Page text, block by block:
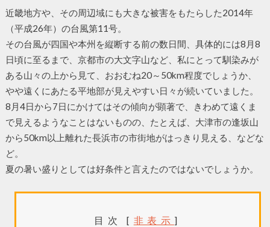
近畿地方や、その周辺域にも大きな被害をもたらした2014年
（平成26年）の台風第11号。
その台風が四国や本州を縦断する前の数日間、具体的には8月8
日頃に至るまで、京都市の大文字山など、私にとって馴染みが
ある山々の上から見て、おおむね20～50km程度でしょうか、
やや遠くにあたる平地部が見えやすい日々が続いていました。
8月4日から7日にかけてはその傾向が顕著で、きわめて遠くま
で見えるようなことはないものの、たとえば、大津市の逢坂山
から50km以上離れた長浜市の市街地がはっきり見える、などな
ど。
夏の暑い盛りとしては好条件と言えたのではないでしょうか。
目次 [ 非表示 ]